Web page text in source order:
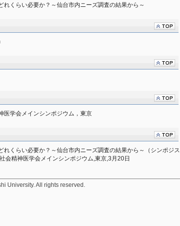
れくらい必要か？～仙台市内ニーズ調査の結果から～
医学会メインシンポジウム，東京
れくらい必要か？～仙台市内ニーズ調査の結果から～（シンポジス
会精神医学会メインシンポジウム,東京,3月20日